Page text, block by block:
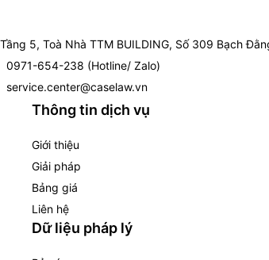
Tầng 5, Toà Nhà TTM BUILDING, Số 309 Bạch
0971-654-238 (Hotline/ Zalo)
service.center@caselaw.vn
Thông tin dịch vụ
Giới thiệu
Giải pháp
Bảng giá
Liên hệ
Dữ liệu pháp lý